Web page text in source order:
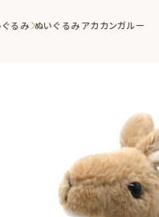
るみ ぬいぐるみ アカカンガルー